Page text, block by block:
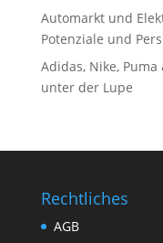
Automarkt und
Potenziale und
Adidas, Nike,
unter der Lupe
Rechtliches
AGB